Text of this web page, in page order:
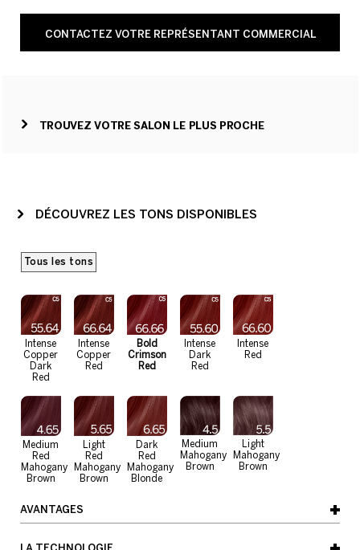
CONTACTEZ VOTRE REPRÉSENTANT COMMERCIAL
TROUVEZ VOTRE SALON LE PLUS PROCHE
DÉCOUVREZ LES TONS DISPONIBLES
Tous les tons
Intense
Copper
Dark
Red
Intense
Copper
Red
Bold
Crimson
Red
Intense
Dark
Red
Intense
Red
Medium
Red
Mahogany
Brown
Light
Red
Mahogany
Brown
Dark
Red
Mahogany
Blonde
Medium
Mahogany
Brown
Light
Mahogany
Brown
AVANTAGES